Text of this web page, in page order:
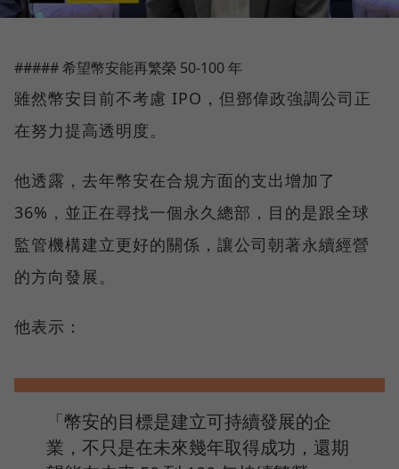
##### 希望幣安能再繁榮 50-100 年
雖然幣安目前不考慮 IPO，但鄧偉政強調公司正
在努力提高透明度。
他透露，去年幣安在合規方面的支出增加了
36%，並正在尋找一個永久總部，目的是跟全球
監管機構建立更好的關係，讓公司朝著永續經營
的方向發展。
他表示：
「幣安的目標是建立可持續發展的企
業，不只是在未來幾年取得成功，還期